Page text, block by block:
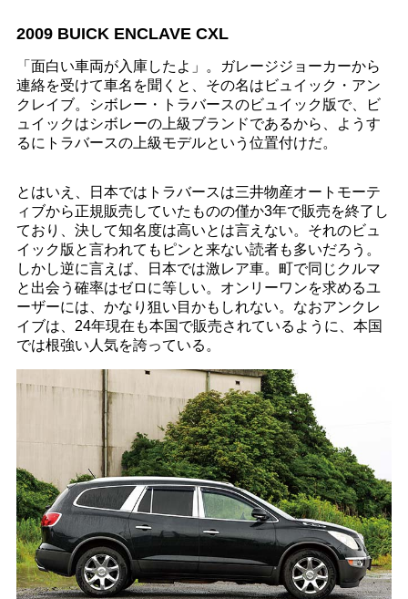
2009 BUICK ENCLAVE CXL
「面白い車両が入庫したよ」。ガレージジョーカーから
連絡を受けて車名を聞くと、その名はビュイック・アン
クレイブ。シボレー・トラバースのビュイック版で、ビ
ュイックはシボレーの上級ブランドであるから、ようす
るにトラバースの上級モデルという位置付けだ。
とはいえ、日本ではトラバースは三井物産オートモーテ
ィブから正規販売していたものの僅か3年で販売を終了し
ており、決して知名度は高いとは言えない。それのビュ
イック版と言われてもピンと来ない読者も多いだろう。
しかし逆に言えば、日本では激レア車。町で同じクルマ
と出会う確率はゼロに等しい。オンリーワンを求めるユ
ーザーには、かなり狙い目かもしれない。なおアンクレ
イブは、24年現在も本国で販売されているように、本国
では根強い人気を誇っている。